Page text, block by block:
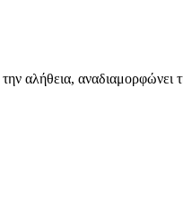
αλήθεια, αναδιαμορφώνει